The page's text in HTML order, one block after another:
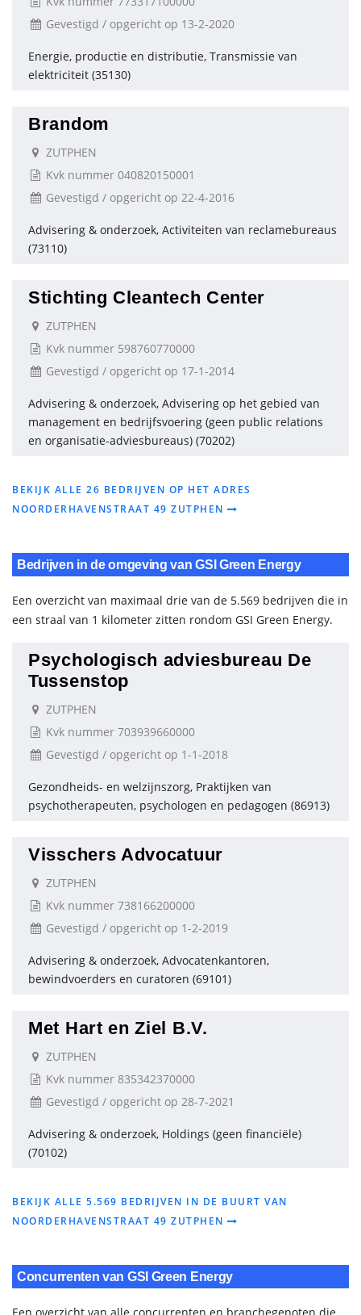
Gevestigd / opgericht op 13-2-2020
Energie, productie en distributie, Transmissie van
elektriciteit (35130)
Brandom
ZUTPHEN
Kvk nummer 040820150001
Gevestigd / opgericht op 22-4-2016
Advisering & onderzoek, Activiteiten van reclamebureaus
(73110)
Stichting Cleantech Center
ZUTPHEN
Kvk nummer 598760770000
Gevestigd / opgericht op 17-1-2014
Advisering & onderzoek, Advisering op het gebied van
management en bedrijfsvoering (geen public relations
en organisatie-adviesbureaus) (70202)
BEKIJK ALLE 26 BEDRIJVEN OP HET ADRES
NOORDERHAVENSTRAAT 49 ZUTPHEN
Bedrijven in de omgeving van GSI Green Energy
Een overzicht van maximaal drie van de 5.569 bedrijven die in
een straal van 1 kilometer zitten rondom GSI Green Energy.
Psychologisch adviesbureau De
Tussenstop
ZUTPHEN
Kvk nummer 703939660000
Gevestigd / opgericht op 1-1-2018
Gezondheids- en welzijnszorg, Praktijken van
psychotherapeuten, psychologen en pedagogen (86913)
Visschers Advocatuur
ZUTPHEN
Kvk nummer 738166200000
Gevestigd / opgericht op 1-2-2019
Advisering & onderzoek, Advocatenkantoren,
bewindvoerders en curatoren (69101)
Met Hart en Ziel B.V.
ZUTPHEN
Kvk nummer 835342370000
Gevestigd / opgericht op 28-7-2021
Advisering & onderzoek, Holdings (geen financiële)
(70102)
BEKIJK ALLE 5.569 BEDRIJVEN IN DE BUURT VAN
NOORDERHAVENSTRAAT 49 ZUTPHEN
Concurrenten van GSI Green Energy